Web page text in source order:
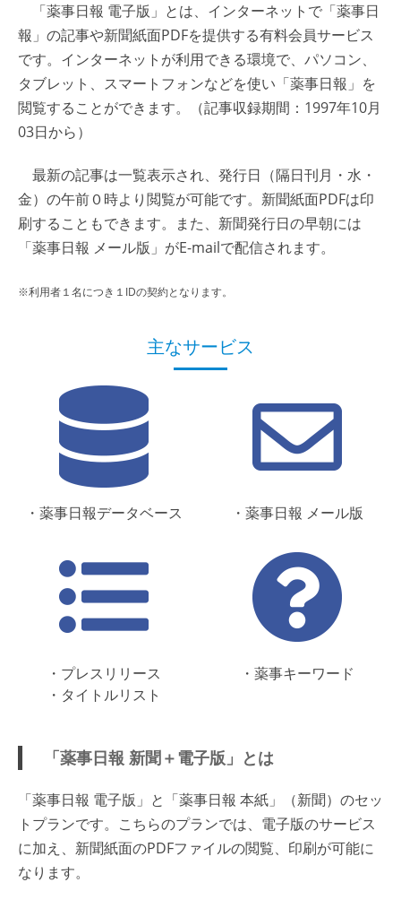
「薬事日報 電子版」とは、インターネットで「薬事日
報」の記事や新聞紙面PDFを提供する有料会員サービス
です。インターネットが利用できる環境で、パソコン、
タブレット、スマートフォンなどを使い「薬事日報」を
閲覧することができます。（記事収録期間：1997年10月
03日から）
最新の記事は一覧表示され、発行日（隔日刊月・水・
金）の午前０時より閲覧が可能です。新聞紙面PDFは印
刷することもできます。また、新聞発行日の早朝には
「薬事日報 メール版」がE-mailで配信されます。
※利用者１名につき１IDの契約となります。
主なサービス
・薬事日報データベース ・薬事日報 メール版
・プレスリリース
・タイトルリスト
・薬事キーワード
「薬事日報 新聞＋電子版」とは
「薬事日報 電子版」と「薬事日報 本紙」（新聞）のセッ
トプランです。こちらのプランでは、電子版のサービス
に加え、新聞紙面のPDFファイルの閲覧、印刷が可能に
なります。